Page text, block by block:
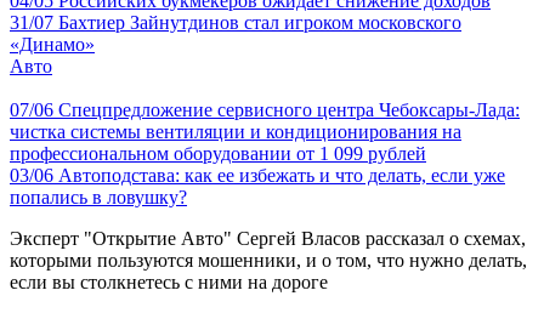
31/07 Бахтиер Зайнутдинов стал игроком московского
«Динамо»
Авто
07/06 Спецпредложение сервисного центра Чебоксары-Лада:
чистка системы вентиляции и кондиционирования на
профессиональном оборудовании от 1 099 рублей
03/06 Автоподстава: как ее избежать и что делать, если уже
попались в ловушку?
Эксперт "Открытие Авто" Сергей Власов рассказал о схемах,
которыми пользуются мошенники, и о том, что нужно делать,
если вы столкнетесь с ними на дороге